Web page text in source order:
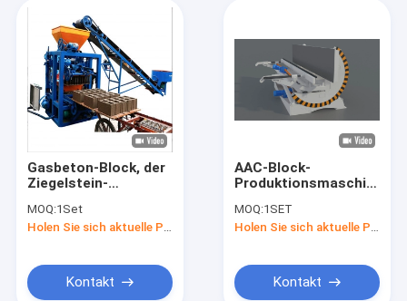
Gasbeton-Block, der
Ziegelstein-
Produktionsanlage
der Maschinen-AAC
MOQ:1Set
Kontakt
AAC-Block-
Produktionsmaschine
MOQ:1SET
Kontakt